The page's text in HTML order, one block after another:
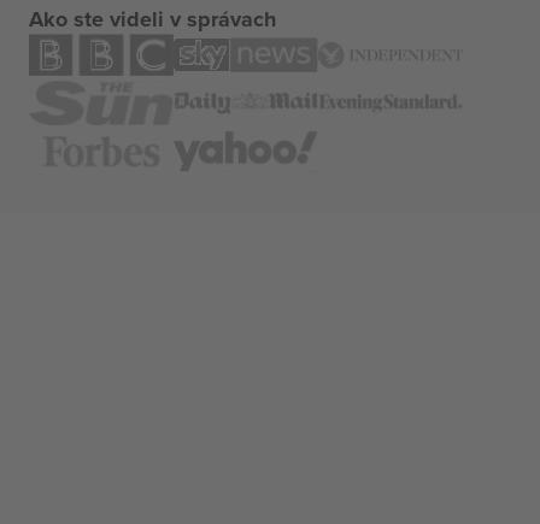
Ako ste videli v správach